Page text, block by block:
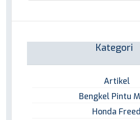
Kategori
Artikel
Bengkel Pintu
Honda Freed